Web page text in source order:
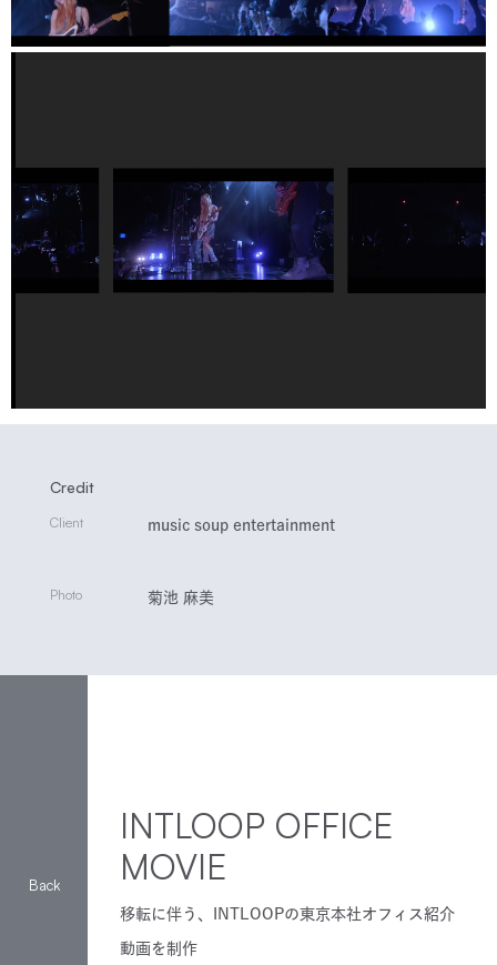
Credit
Client music soup entertainment
Photo 菊池 麻美
INTLOOP OFFICE
MOVIE
移転に伴う、INTLOOPの東京本社オフィス紹介
動画を制作